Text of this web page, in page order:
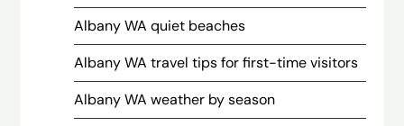
Albany WA quiet beaches
Albany WA travel tips for first-time visitors
Albany WA weather by season